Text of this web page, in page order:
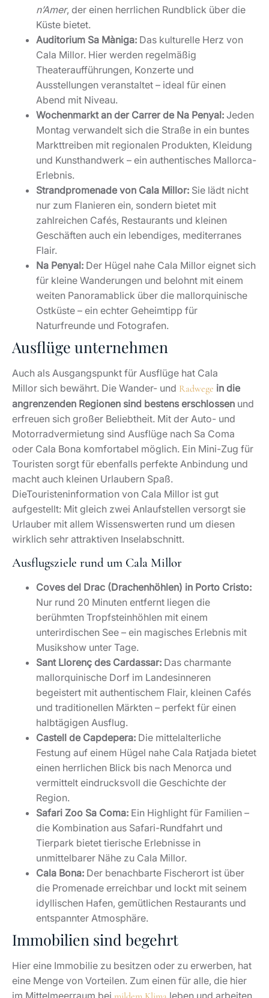
n’Amer, der einen herrlichen Rundblick über die
Küste bietet.
Auditorium Sa Màniga: Das kulturelle Herz von
Cala Millor. Hier werden regelmäßig
Theateraufführungen, Konzerte und
Ausstellungen veranstaltet – ideal für einen
Abend mit Niveau.
Wochenmarkt an der Carrer de Na Penyal: Jeden
Montag verwandelt sich die Straße in ein buntes
Markttreiben mit regionalen Produkten, Kleidung
und Kunsthandwerk – ein authentisches Mallorca-
Erlebnis.
Strandpromenade von Cala Millor: Sie lädt nicht
nur zum Flanieren ein, sondern bietet mit
zahlreichen Cafés, Restaurants und kleinen
Geschäften auch ein lebendiges, mediterranes
Flair.
Na Penyal: Der Hügel nahe Cala Millor eignet sich
für kleine Wanderungen und belohnt mit einem
weiten Panoramablick über die mallorquinische
Ostküste – ein echter Geheimtipp für
Naturfreunde und Fotografen.
Ausflüge unternehmen
Auch als Ausgangspunkt für Ausflüge hat Cala
Millor sich bewährt. Die Wander- und Radwege in die
angrenzenden Regionen sind bestens erschlossen und
erfreuen sich großer Beliebtheit. Mit der Auto- und
Motorradvermietung sind Ausflüge nach Sa Coma
oder Cala Bona komfortabel möglich. Ein Mini-Zug für
Touristen sorgt für ebenfalls perfekte Anbindung und
macht auch kleinen Urlaubern Spaß.
DieTouristeninformation von Cala Millor ist gut
aufgestellt: Mit gleich zwei Anlaufstellen versorgt sie
Urlauber mit allem Wissenswerten rund um diesen
wirklich sehr attraktiven Inselabschnitt.
Ausflugsziele rund um Cala Millor
Coves del Drac (Drachenhöhlen) in Porto Cristo:
Nur rund 20 Minuten entfernt liegen die
berühmten Tropfsteinhöhlen mit einem
unterirdischen See – ein magisches Erlebnis mit
Musikshow unter Tage.
Sant Llorenç des Cardassar: Das charmante
mallorquinische Dorf im Landesinneren
begeistert mit authentischem Flair, kleinen Cafés
und traditionellen Märkten – perfekt für einen
halbtägigen Ausflug.
Castell de Capdepera: Die mittelalterliche
Festung auf einem Hügel nahe Cala Ratjada bietet
einen herrlichen Blick bis nach Menorca und
vermittelt eindrucksvoll die Geschichte der
Region.
Safari Zoo Sa Coma: Ein Highlight für Familien –
die Kombination aus Safari-Rundfahrt und
Tierpark bietet tierische Erlebnisse in
unmittelbarer Nähe zu Cala Millor.
Cala Bona: Der benachbarte Fischerort ist über
die Promenade erreichbar und lockt mit seinem
idyllischen Hafen, gemütlichen Restaurants und
entspannter Atmosphäre.
Immobilien sind begehrt
Hier eine Immobilie zu besitzen oder zu erwerben, hat
eine Menge von Vorteilen. Zum einen für alle, die hier